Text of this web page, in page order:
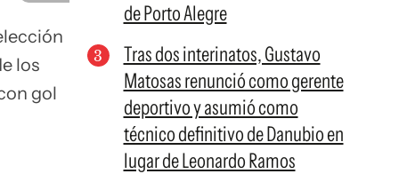
los
gol
de Porto Alegre
Tras dos interinatos, Gustavo
Matosas renunció como gerente
deportivo y asumió como
técnico definitivo de Danubio en
lugar de Leonardo Ramos